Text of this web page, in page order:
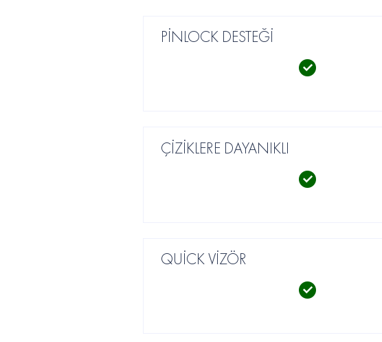
PİNLOCK DESTEĞİ
ÇİZİKLERE DAYANIKLI
QUİCK VİZÖR